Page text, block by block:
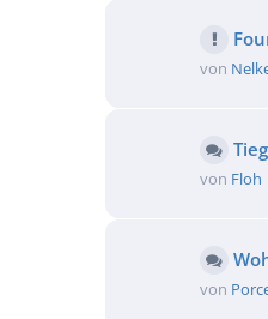
von
von Floh
von